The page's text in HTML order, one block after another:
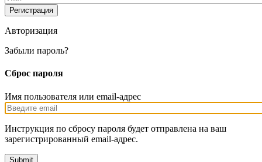
Авторизация
Забыли пароль?
Сброс пароля
Имя пользователя или email-адрес
Инструкция по сбросу пароля будет отправлена на ваш
зарегистрированный email-адрес.